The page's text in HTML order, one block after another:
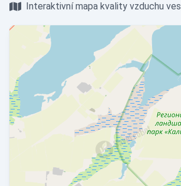
Interaktivní mapa kvality vzduchu